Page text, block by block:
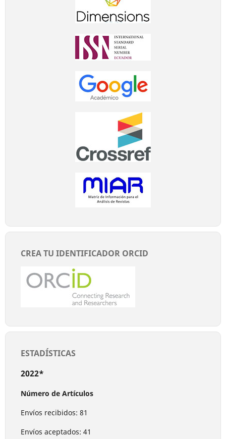
CREA TU IDENTIFICADOR ORCID
ESTADÍSTICAS
2022*
Número de Artículos
Envíos recibidos: 81
Envíos aceptados: 41